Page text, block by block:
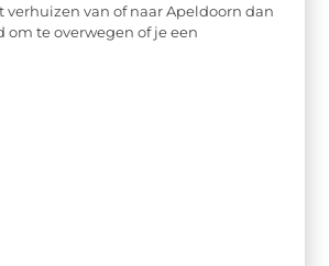
verhuizen van of naar Apeldoorn dan
om te overwegen of je een